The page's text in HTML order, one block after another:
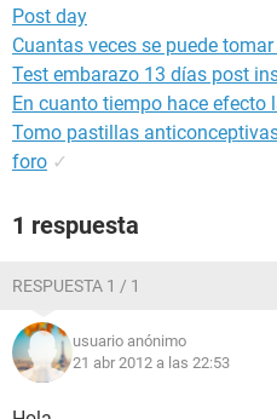
Post day
Cuantas veces se puede
Test embarazo 13 días post
En cuanto tiempo hace efecto
Tomo pastillas
foro ✓
1 respuesta
RESPUESTA 1 / 1
usuario anónimo
21 abr 2012 a las 22:53